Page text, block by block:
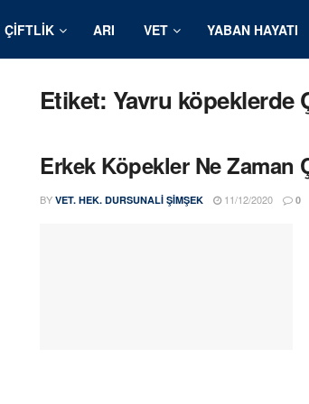
ÇIFTLIK ARI VET YABAN HAYATI
Etiket: Yavru köpeklerde
Erkek Köpekler Ne Zaman
BY VET. HEK. DURSUNALI ŞIMŞEK 11/12/2020 0